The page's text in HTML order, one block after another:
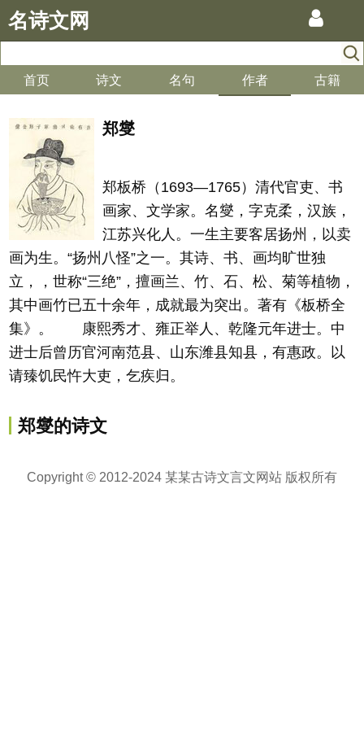
名诗文网
首页 诗文 名句 作者 古籍
郑燮
郑板桥（1693—1765）清代官吏、书
画家、文学家。名燮，字克柔，汉族，
江苏兴化人。一生主要客居扬州，以卖
画为生。“扬州八怪”之一。其诗、书、画均旷世独
立，，世称“三绝”，擅画兰、竹、石、松、菊等植物，
其中画竹已五十余年，成就最为突出。著有《板桥全
集》。 康熙秀才、雍正举人、乾隆元年进士。中
进士后曾历官河南范县、山东潍县知县，有惠政。以
请臻饥民忤大吏，乞疾归。
郑燮的诗文
Copyright © 2012-2024 某某古诗文言文网站 版权所有